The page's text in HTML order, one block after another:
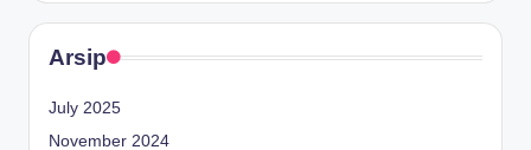
Arsip
July 2025
November 2024